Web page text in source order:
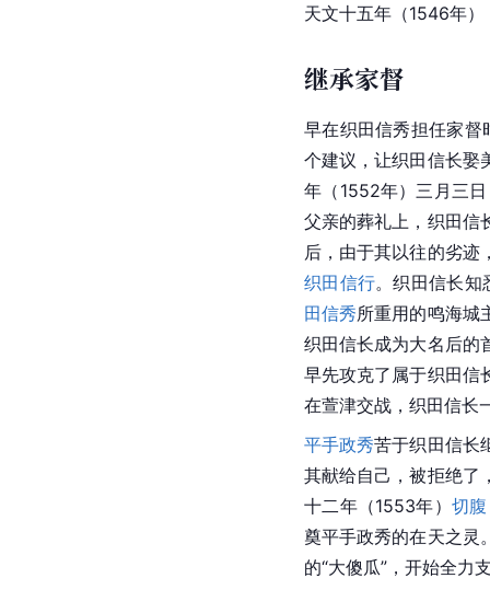
天文十五年（1546年
继承家督
早在织田信秀担任家督
个建议，让织田信长娶
年（1552年） 三月三日
父亲的葬礼上，织田信
后，由于其以往的劣迹
织田信行。织田信长
田信秀所重用的鸣海城
织田信长成为大名后的
早先攻克了属于织田信
在萱津交战，织田信长
平手政秀苦于织田信长
其献给自己，被拒绝了
十二年（1553年） 切腹
奠平手政秀的在天之灵
的“大傻瓜”，开始全力